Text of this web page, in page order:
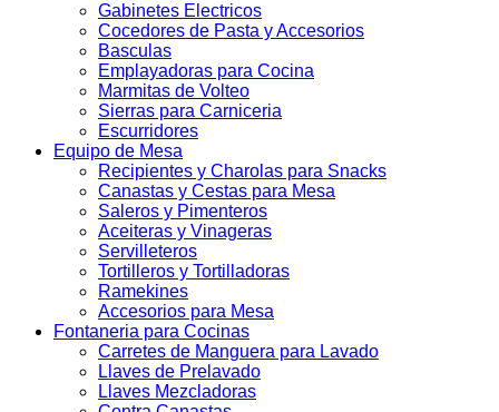
Gabinetes Electricos
Cocedores de Pasta y Accesorios
Basculas
Emplayadoras para Cocina
Marmitas de Volteo
Sierras para Carniceria
Escurridores
Equipo de Mesa
Recipientes y Charolas para Snacks
Canastas y Cestas para Mesa
Saleros y Pimenteros
Aceiteras y Vinageras
Servilleteros
Tortilleros y Tortilladoras
Ramekines
Accesorios para Mesa
Fontaneria para Cocinas
Carretes de Manguera para Lavado
Llaves de Prelavado
Llaves Mezcladoras